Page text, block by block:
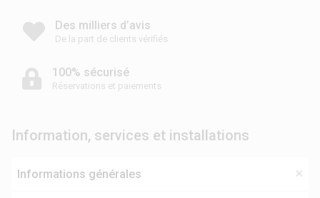
Des milliers d’avis
De la part de clients vérifiés
100% sécurisé
Réservations et paiements
Information, services et installations
Informations générales